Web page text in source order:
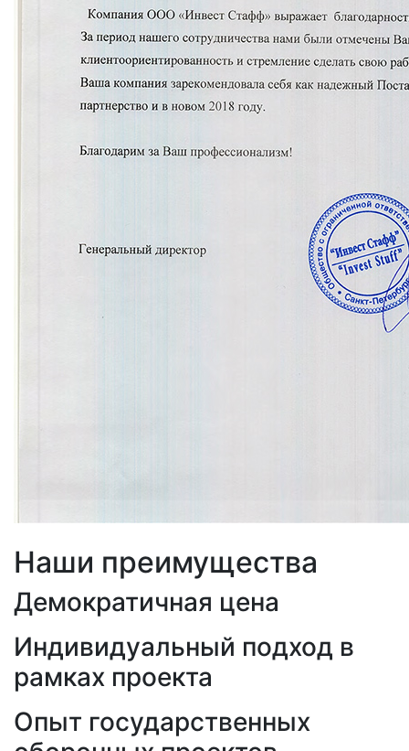
Наши преимущества
Демократичная цена
Индивидуальный подход в
рамках проекта
Опыт государственных